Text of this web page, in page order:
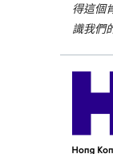
得這個
識我們